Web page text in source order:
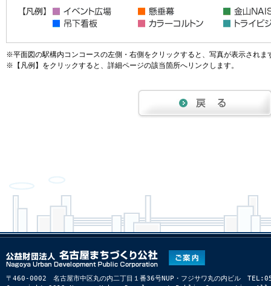
※平面図の駅構内コンコースの左側・右側をクリックすると、写真が表示されま
※【凡例】をクリックすると、詳細ページの該当箇所へリンクします。
〒460-0002 名古屋市中区丸の内二丁目１番36号NUP・フジサワ丸の内ビル